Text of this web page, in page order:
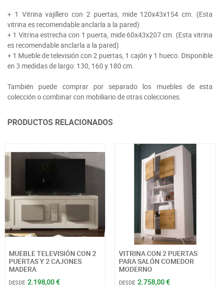
+ 1 Vitrina vajillero con 2 puertas, mide 120x43x154 cm. (Esta
vitrina es recomendable anclarla a la pared)
+ 1 Vitrina estrecha con 1 puerta, mide 60x43x207 cm. (Esta vitrina
es recomendable anclarla a la pared)
+ 1 Mueble de televisión con 2 puertas, 1 cajón y 1 hueco. Disponible
en 3 medidas de largo: 130, 160 y 180 cm.
También puede comprar por separado los muebles de esta
colección o combinar con mobiliario de otras colecciones.
PRODUCTOS RELACIONADOS
MUEBLE TELEVISIÓN CON 2
PUERTAS Y 2 CAJONES
MADERA
DESDE 2.198,00 €
VITRINA CON 2 PUERTAS
PARA SALÓN COMEDOR
MODERNO
DESDE 2.758,00 €